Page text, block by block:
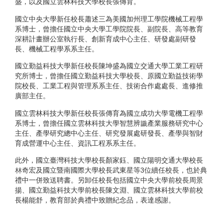
盛，以及國立雲林科技大學校長張傳育。
國立中央大學新任校長蕭述三為美國加州理工學院機械工程學
系博士，曾擔任國立中央大學工學院院長、副院長、高等教育
深耕計畫辦公室執行長、創新育成中心主任、研發處副研發
長、機械工程學系系主任。
國立勤益科技大學新任校長陳坤盛為國立交通大學工業工程研
究所博士，曾擔任國立勤益科技大學校長、原國立勤益技術學
院校長、工業工程與管理系系主任、技術合作處處長、進修推
廣部主任。
國立雲林科技大學新任校長張傳育為國立成功大學電機工程學
系博士，曾擔任國立雲林科技大學智慧辨識產業服務研究中心
主任、產學研究總中心主任、研究發展處研發長、產學與智財
育成營運中心主任、資訊工程系系主任。
此外，國立臺灣科技大學校長顏家鈺、國立陽明交通大學校長
林奇宏及國立暨南國際大學校長武東星等3位續任校長，也於典
禮中一併致送聘書。另卸任校長包括國立中央大學前校長周景
揚、國立勤益科技大學前校長陳文淵、國立雲林科技大學前校
長楊能舒，教育部於典禮中致贈紀念品，表達感謝。